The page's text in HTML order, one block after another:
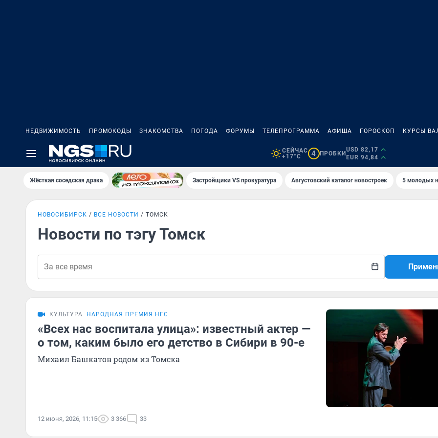
НЕДВИЖИМОСТЬ ПРОМОКОДЫ ЗНАКОМСТВА ПОГОДА ФОРУМЫ ТЕЛЕПРОГРАММА АФИША ГОРОСКОП КУРСЫ
СЕЙЧАС
+17°C
4 ПРОБКИ
USD 82,17
EUR 94,84
Жёсткая соседская драка Застройщики VS прокуратура Августовский каталог новостроек 5 молодых
НОВОСИБИРСК ВСЕ НОВОСТИ ТОМСК
Новости по тэгу Томск
КУЛЬТУРА НАРОДНАЯ ПРЕМИЯ НГС
«Всех нас воспитала улица»: известный актер —
о том, каким было его детство в Сибири в 90-е
Михаил Башкатов родом из Томска
12 июня, 2026, 11:15 3 366 33